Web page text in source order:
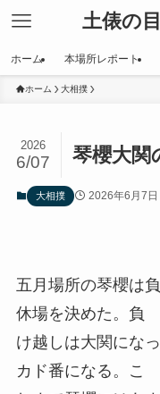
土俵の
ホーム 本場所レポート
ホーム 大相撲
琴櫻大関
2026
6/07
大相撲 2026年6月7日
五月場所の琴櫻は
休場を決めた。負
け越しは大関にな
カド番になる。こ